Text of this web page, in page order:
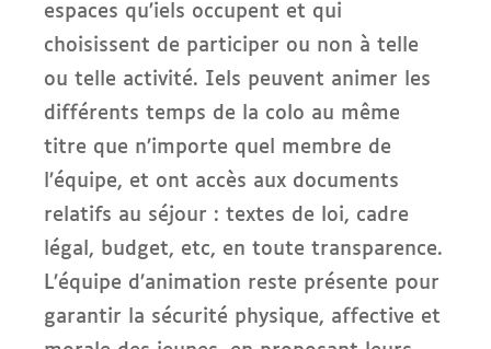
espaces qu’iels occupent et qui
choisissent de participer ou non à telle
ou telle activité. Iels peuvent animer les
différents temps de la colo au même
titre que n’importe quel membre de
l’équipe, et ont accès aux documents
relatifs au séjour : textes de loi, cadre
légal, budget, etc, en toute transparence.
L’équipe d’animation reste présente pour
garantir la sécurité physique, affective et